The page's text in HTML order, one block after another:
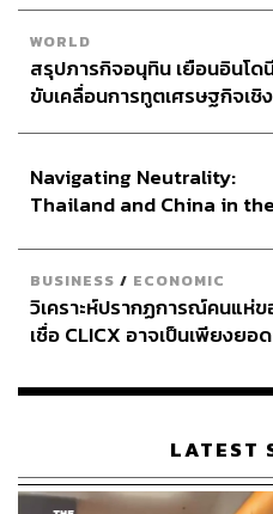
การผลักดัน ‘เป้าหมายของกา
เป็นสิ่งที่สหประชาชาติเคยน
2015 แล้ว แต่ก็เป็นที่รับรู้กันใ
เคลื่อน SDGs นั้นประสบความ
น้อยมาก ดังนั้น ในการประชุ
วัตถุประสงค์ของ SDGs จะต้
ได้ภายในปี 2030 หรือในอีกร
ฉะนั้น เลขาธิการสหประชาช
ผู้นำสูงสุดครั้งนี้จะเป็นการทำ
Rescue Plan) เพราะมีสถา
ในเรื่องของการสร้าง ‘สถาปัต
เรื่องของ ‘ธนาคารเพื่อการพั
Development Bank)
WORLD
สรุปภารกิจอนุทิน เยือนอินโด
ขับเคลื่อนการทูตเศรษฐกิจเชิ
Navigating Neutrality:
Thailand and China in
BUSINESS / ECONOMIC
วิเคราะห์ปรากฏการณ์คนแห่
เชื่อ CLICX อาจเป็นเพียงยอด
เรือนไทยที่ถูกซุกไว้
LATEST